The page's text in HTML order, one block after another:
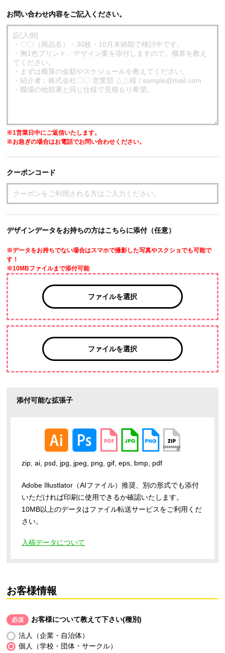
お問い合わせ内容をご記入ください。
※1営業日中にご返信いたします。
※お急ぎの場合はお電話でお問い合わせください。
クーポンコード
デザインデータをお持ちの方はこちらに添付（任意）
※データをお持ちでない場合はスマホで撮影した写真やスクショでも可能で
す！
※10MBファイルまで添付可能
ファイルを選択
ファイルを選択
添付可能な拡張子
zip, ai, psd, jpg, jpeg, png, gif, eps, bmp, pdf
Adobe Illustlator（AIファイル）推奨、別の形式でも添付
いただければ印刷に使用できるか確認いたします。
10MB以上のデータはファイル転送サービスをご利用くだ
さい。
入稿データについて
お客様情報
必須 お客様について教えて下さい(種別)
法人（企業・自治体）
個人（学校・団体・サークル）